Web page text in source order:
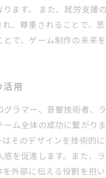
ます。 また、就労支
、尊重されることで、
で、ゲーム制作の未来
用
ラマー、音響技術者、
ム全体の成功に繋がり
そのデザインを技術的
を促進します。また、
外部に伝える役割を担